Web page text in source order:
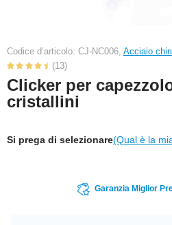
Codice d’articolo: CJ-NC006, Acciaio
(13)
Clicker per
cristallini
Si prega di selezionare(Qual è la
Garanzia Miglior